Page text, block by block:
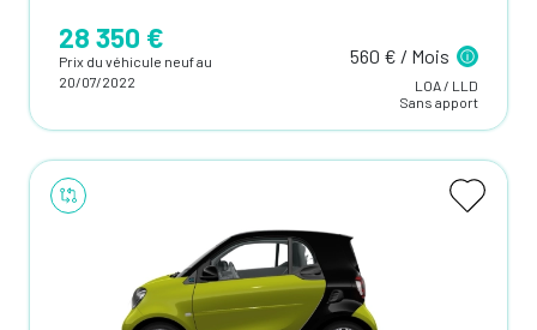
28 350 €
Prix du véhicule neuf au
20/07/2022
560 € / Mois
LOA / LLD
Sans apport